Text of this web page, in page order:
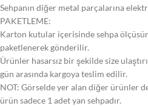
Sehpanın diğer metal parçalarına
PAKETLEME:
Karton kutular içerisinde sehpa
paketlenerek gönderilir.
Ürünler hasarsız bir şekilde size
gün arasında kargoya teslim edilir.
NOT: Görselde yer alan diğer ürünler
ürün sadece 1 adet yan sehpadır.